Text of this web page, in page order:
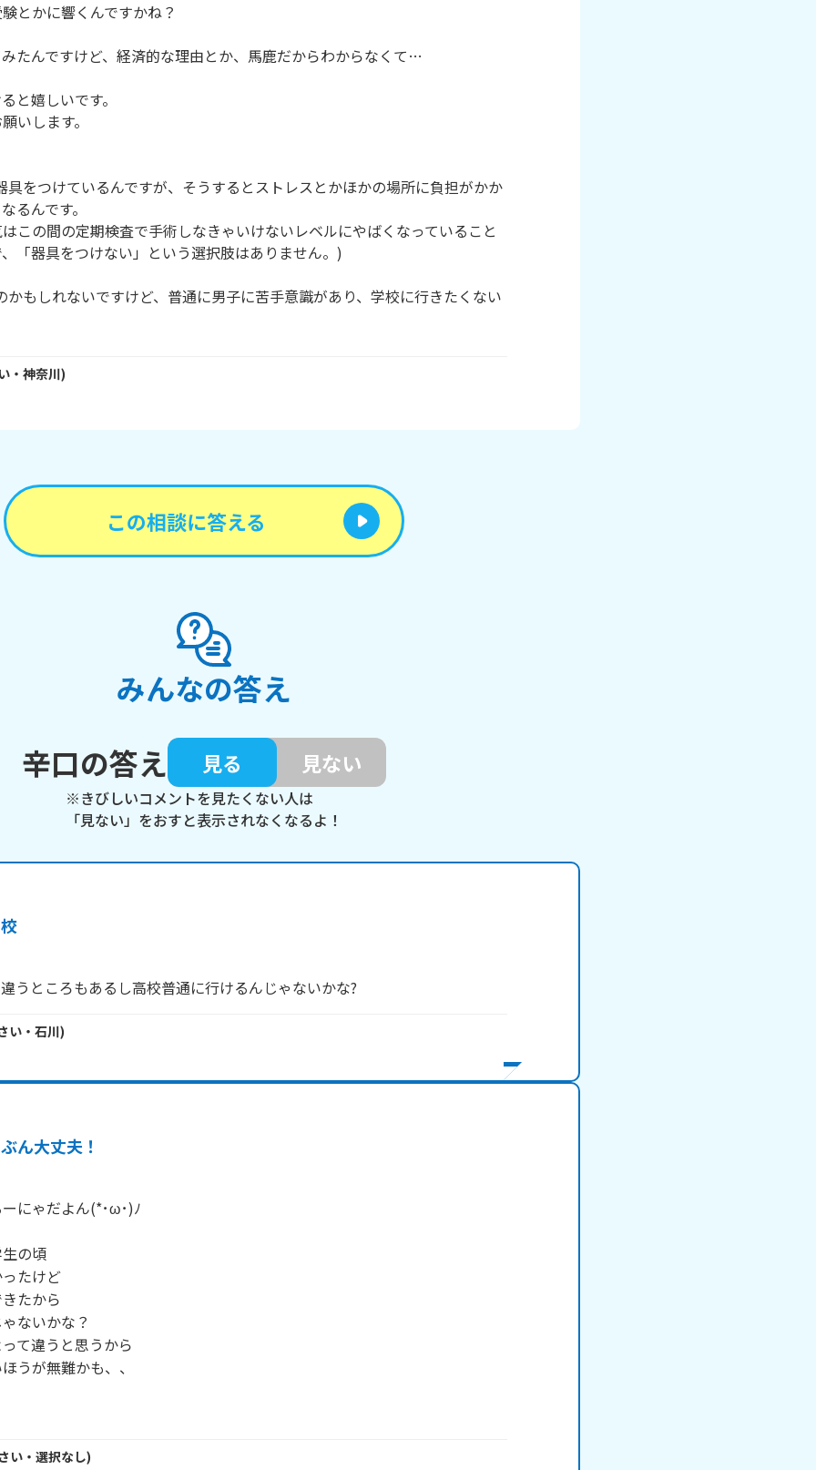
とかに響くんですかね？
たんですけど、経済的な理由とか、馬鹿だからわからなくて…
と嬉しいです。
いします。
具をつけているんですが、そうするとストレスとかほかの場所に負担がかか
るんです。
この間の定期検査で手術しなきゃいけないレベルにやばくなっていること
「器具をつけない」という選択肢はありません。)
かもしれないですけど、普通に男子に苦手意識があり、学校に行きたくない
・ 神奈川)
この相談に答える
みんなの答え
辛口の答え
見る 見ない
※きびしいコメントを見たくない人は
「見ない」をおすと表示されなくなるよ！
うところもあるし高校普通に行けるんじゃないかな?
い・ 石川)
ん大丈夫！
にゃだよん(*･ω･)ﾉ
の頃
たけど
たから
ないかな？
て違うと思うから
うが無難かも、、
い・ 選択なし)